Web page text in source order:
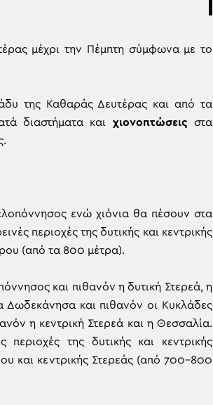
μέχρι την Πέμπτη σύμφωνα με το
της Καθαράς Δευτέρας και από τα
διαστήματα και χιονοπτώσεις στα
ενώ χιόνια θα πέσουν στα
περιοχές της δυτικής και κεντρικής
(από τα 800 μέτρα).
και πιθανόν η δυτική Στερεά, η
Δωδεκάνησα και πιθανόν οι Κυκλάδες
η κεντρική Στερεά και η Θεσσαλία.
της δυτικής και κεντρικής
και κεντρικής Στερεάς (από 700-800